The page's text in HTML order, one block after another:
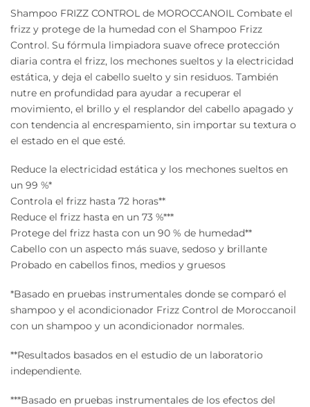
Shampoo FRIZZ CONTROL de MOROCCANOIL Combate el
frizz y protege de la humedad con el Shampoo Frizz
Control. Su fórmula limpiadora suave ofrece protección
diaria contra el frizz, los mechones sueltos y la electricidad
estática, y deja el cabello suelto y sin residuos. También
nutre en profundidad para ayudar a recuperar el
movimiento, el brillo y el resplandor del cabello apagado y
con tendencia al encrespamiento, sin importar su textura o
el estado en el que esté.
Reduce la electricidad estática y los mechones sueltos en
un 99 %*
Controla el frizz hasta 72 horas**
Reduce el frizz hasta en un 73 %***
Protege del frizz hasta con un 90 % de humedad**
Cabello con un aspecto más suave, sedoso y brillante
Probado en cabellos finos, medios y gruesos
*Basado en pruebas instrumentales donde se comparó el
shampoo y el acondicionador Frizz Control de Moroccanoil
con un shampoo y un acondicionador normales.
**Resultados basados en el estudio de un laboratorio
independiente.
***Basado en pruebas instrumentales de los efectos del